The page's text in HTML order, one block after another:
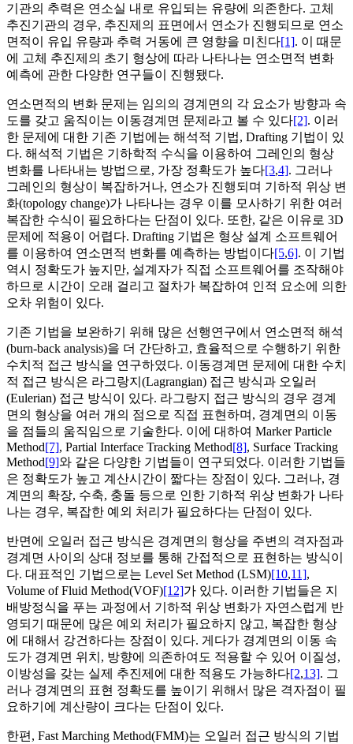
기관의 추력은 연소실 내로 유입되는 유량에 의존한다. 고체
추진기관의 경우, 추진제의 표면에서 연소가 진행되므로 연소
면적이 유입 유량과 추력 거동에 큰 영향을 미친다[1]. 이 때문
에 고체 추진제의 초기 형상에 따라 나타나는 연소면적 변화
예측에 관한 다양한 연구들이 진행됐다.
연소면적의 변화 문제는 임의의 경계면의 각 요소가 방향과 속
도를 갖고 움직이는 이동경계면 문제라고 볼 수 있다[2]. 이러
한 문제에 대한 기존 기법에는 해석적 기법, Drafting 기법이 있
다. 해석적 기법은 기하학적 수식을 이용하여 그레인의 형상
변화를 나타내는 방법으로, 가장 정확도가 높다[3,4]. 그러나
그레인의 형상이 복잡하거나, 연소가 진행되며 기하적 위상 변
화(topology change)가 나타나는 경우 이를 모사하기 위한 여러
복잡한 수식이 필요하다는 단점이 있다. 또한, 같은 이유로 3D
문제에 적용이 어렵다. Drafting 기법은 형상 설계 소프트웨어
를 이용하여 연소면적 변화를 예측하는 방법이다[5,6]. 이 기법
역시 정확도가 높지만, 설계자가 직접 소프트웨어를 조작해야
하므로 시간이 오래 걸리고 절차가 복잡하여 인적 요소에 의한
오차 위험이 있다.
기존 기법을 보완하기 위해 많은 선행연구에서 연소면적 해석
(burn-back analysis)을 더 간단하고, 효율적으로 수행하기 위한
수치적 접근 방식을 연구하였다. 이동경계면 문제에 대한 수치
적 접근 방식은 라그랑지(Lagrangian) 접근 방식과 오일러
(Eulerian) 접근 방식이 있다. 라그랑지 접근 방식의 경우 경계
면의 형상을 여러 개의 점으로 직접 표현하며, 경계면의 이동
을 점들의 움직임으로 기술한다. 이에 대하여 Marker Particle
Method[7], Partial Interface Tracking Method[8], Surface Tracking
Method[9]와 같은 다양한 기법들이 연구되었다. 이러한 기법들
은 정확도가 높고 계산시간이 짧다는 장점이 있다. 그러나, 경
계면의 확장, 수축, 충돌 등으로 인한 기하적 위상 변화가 나타
나는 경우, 복잡한 예외 처리가 필요하다는 단점이 있다.
반면에 오일러 접근 방식은 경계면의 형상을 주변의 격자점과
경계면 사이의 상대 정보를 통해 간접적으로 표현하는 방식이
다. 대표적인 기법으로는 Level Set Method (LSM)[10,11],
Volume of Fluid Method(VOF)[12]가 있다. 이러한 기법들은 지
배방정식을 푸는 과정에서 기하적 위상 변화가 자연스럽게 반
영되기 때문에 많은 예외 처리가 필요하지 않고, 복잡한 형상
에 대해서 강건하다는 장점이 있다. 게다가 경계면의 이동 속
도가 경계면 위치, 방향에 의존하여도 적용할 수 있어 이질성,
이방성을 갖는 실제 추진제에 대한 적용도 가능하다[2,13]. 그
러나 경계면의 표현 정확도를 높이기 위해서 많은 격자점이 필
요하기에 계산량이 크다는 단점이 있다.
한편, Fast Marching Method(FMM)는 오일러 접근 방식의 기법